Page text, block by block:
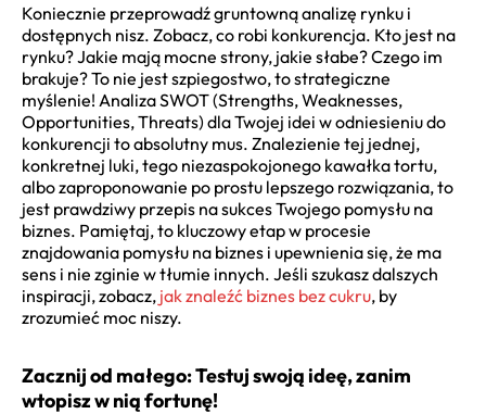
Koniecznie przeprowadź gruntowną analizę rynku i
dostępnych nisz. Zobacz, co robi konkurencja. Kto jest na
rynku? Jakie mają mocne strony, jakie słabe? Czego im
brakuje? To nie jest szpiegostwo, to strategiczne
myślenie! Analiza SWOT (Strengths, Weaknesses,
Opportunities, Threats) dla Twojej idei w odniesieniu do
konkurencji to absolutny mus. Znalezienie tej jednej,
konkretnej luki, tego niezaspokojonego kawałka tortu,
albo zaproponowanie po prostu lepszego rozwiązania, to
jest prawdziwy przepis na sukces Twojego pomysłu na
biznes. Pamiętaj, to kluczowy etap w procesie
znajdowania pomysłu na biznes i upewnienia się, że ma
sens i nie zginie w tłumie innych. Jeśli szukasz dalszych
inspiracji, zobacz, jak znaleźć biznes bez cukru, by
zrozumieć moc niszy.
Zacznij od małego: Testuj swoją ideę, zanim
wtopisz w nią fortunę!